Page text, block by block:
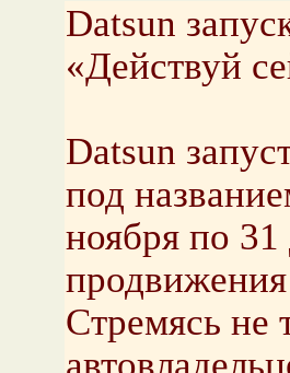
Datsun
«Действуй
Datsun
под
ноября по 31
Стремясь не